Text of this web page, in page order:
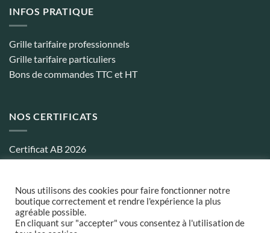
INFOS PRATIQUE
Grille tarifaire professionnels
Grille tarifaire particuliers
Bons de commandes TTC et HT
NOS CERTIFICATS
Certificat AB 2026
Conditions générales de ventes
et délais de Livraison
Nous utilisons des cookies pour faire fonctionner notre
boutique correctement et rendre l'expérience la plus
agréable possible.
En cliquant sur "accepter" vous consentez à l'utilisation de